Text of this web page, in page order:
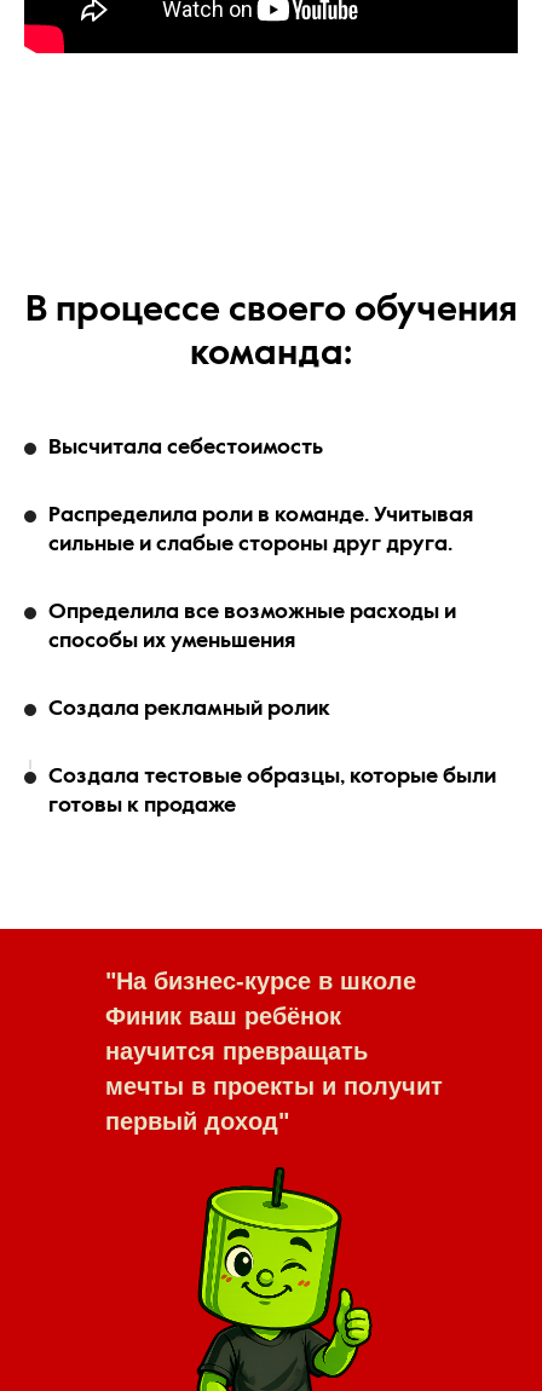
В процессе своего обучения
команда:
Высчитала себестоимость
Распределила роли в команде. Учитывая
сильные и слабые стороны друг друга.
Определила все возможные расходы и
способы их уменьшения
Создала рекламный ролик
Создала тестовые образцы, которые были
готовы к продаже
"На бизнес-курсе в школе
Финик ваш ребёнок
научится превращать
мечты в проекты и получит
первый доход"